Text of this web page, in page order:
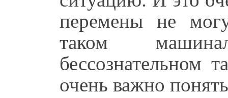
перемены не
таком
бессознательном
очень важно